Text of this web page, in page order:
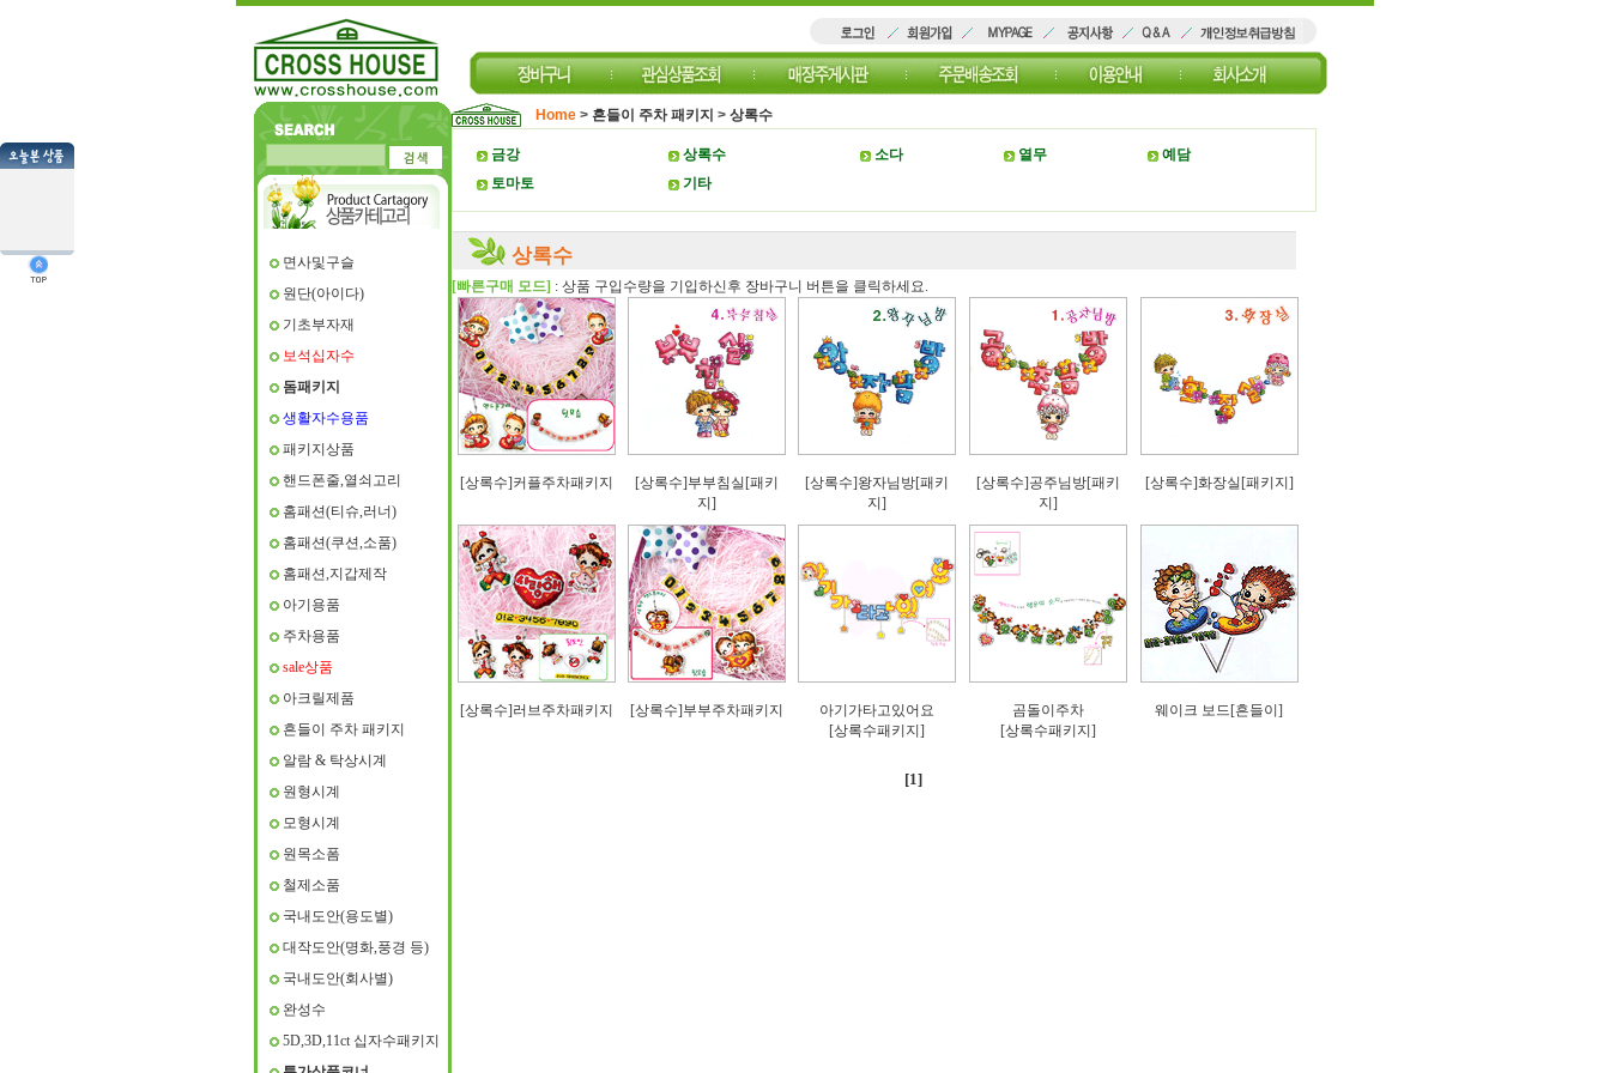
면사및구슬
원단(아이다)
기초부자재
보석십자수
돔패키지
생활자수용품
패키지상품
핸드폰줄,열쇠고리
홈패션(티슈,러너)
홈패션(쿠션,소품)
홈패션,지갑제작
아기용품
주차용품
sale상품
아크릴제품
흔들이 주차 패키지
알람 & 탁상시계
원형시계
모형시계
원목소폼
철제소품
국내도안(용도별)
대작도안(명화,풍경 등)
국내도안(회사별)
완성수
5D,3D,11ct 십자수패키지
Home > 흔들이 주차 패키지 > 상록수
금강 상록수 소다 열무
예담
토마토
기타
상록수
[빠른구매 모드] : 상품 구입수량을 기입하신후 장바구니 버튼을 클릭하세요.
[상록수]커플주차패키지
[상록수]부부침실[패키
지]
[상록수]왕자님방[패키
지]
[상록수]공주님방[패키
지]
[상록수]화장실[패키지]
[상록수]러브주차패키지 [상록수]부부주차패키지
아기가타고있어요
[상록수패키지]
곰돌이주차
[상록수패키지]
웨이크 보드[흔들이]
[1]